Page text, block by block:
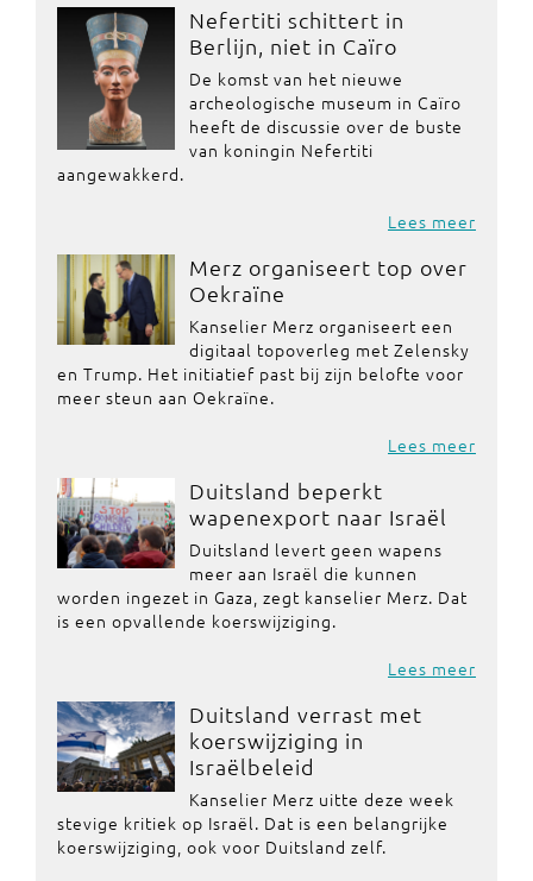
Nefertiti schittert in
Berlijn, niet in Caïro
De komst van het nieuwe
archeologische museum in Caïro
heeft de discussie over de buste
van koningin Nefertiti
aangewakkerd.
Lees meer
Merz organiseert top over
Oekraïne
Kanselier Merz organiseert een
digitaal topoverleg met Zelensky
en Trump. Het initiatief past bij zijn belofte voor
meer steun aan Oekraïne.
Lees meer
Duitsland beperkt
wapenexport naar Israël
Duitsland levert geen wapens
meer aan Israël die kunnen
worden ingezet in Gaza, zegt kanselier Merz. Dat
is een opvallende koerswijziging.
Lees meer
Duitsland verrast met
koerswijziging in
Israëlbeleid
Kanselier Merz uitte deze week
stevige kritiek op Israël. Dat is een belangrijke
koerswijziging, ook voor Duitsland zelf.